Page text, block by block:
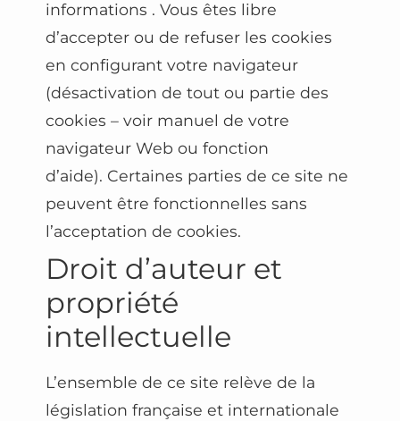
informations . Vous êtes libre
d’accepter ou de refuser les cookies
en configurant votre navigateur
(désactivation de tout ou partie des
cookies – voir manuel de votre
navigateur Web ou fonction
d’aide). Certaines parties de ce site ne
peuvent être fonctionnelles sans
l’acceptation de cookies.
Droit d’auteur et
propriété
intellectuelle
L’ensemble de ce site relève de la
législation française et internationale